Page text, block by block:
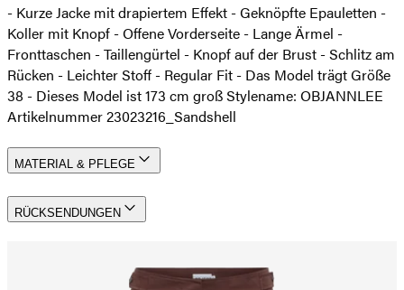
- Kurze Jacke mit drapiertem Effekt - Geknöpfte Epauletten -
Koller mit Knopf - Offene Vorderseite - Lange Ärmel -
Fronttaschen - Taillengürtel - Knopf auf der Brust - Schlitz am
Rücken - Leichter Stoff - Regular Fit - Das Model trägt Größe
38 - Dieses Model ist 173 cm groß Stylename: OBJANNLEE
Artikelnummer 23023216_Sandshell
MATERIAL & PFLEGE
RÜCKSENDUNGEN